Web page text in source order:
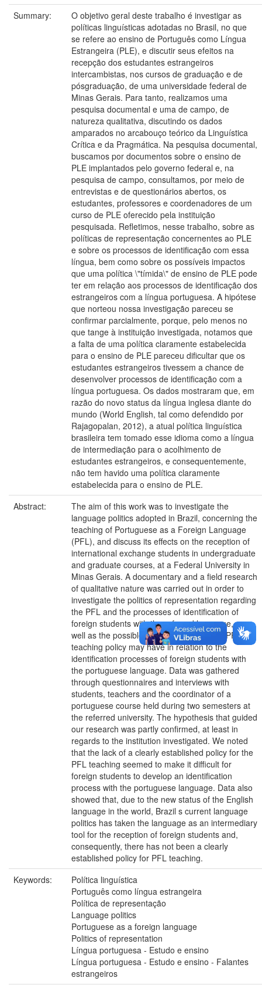
Summary:
O objetivo geral deste trabalho é investigar as
políticas linguísticas adotadas no Brasil, no que
se refere ao ensino de Português como Língua
Estrangeira (PLE), e discutir seus efeitos na
recepção dos estudantes estrangeiros
intercambistas, nos cursos de graduação e de
pósgraduação, de uma universidade federal de
Minas Gerais. Para tanto, realizamos uma
pesquisa documental e uma de campo, de
natureza qualitativa, discutindo os dados
amparados no arcabouço teórico da Linguística
Crítica e da Pragmática. Na pesquisa documental,
buscamos por documentos sobre o ensino de
PLE implantados pelo governo federal e, na
pesquisa de campo, consultamos, por meio de
entrevistas e de questionários abertos, os
estudantes, professores e coordenadores de um
curso de PLE oferecido pela instituição
pesquisada. Refletimos, nesse trabalho, sobre as
políticas de representação concernentes ao PLE
e sobre os processos de identificação com essa
língua, bem como sobre os possíveis impactos
que uma política \"tímida\" de ensino de PLE pode
ter em relação aos processos de identificação dos
estrangeiros com a língua portuguesa. A hipótese
que norteou nossa investigação pareceu se
confirmar parcialmente, porque, pelo menos no
que tange à instituição investigada, notamos que
a falta de uma política claramente estabelecida
para o ensino de PLE pareceu dificultar que os
estudantes estrangeiros tivessem a chance de
desenvolver processos de identificação com a
língua portuguesa. Os dados mostraram que, em
razão do novo status da língua inglesa diante do
mundo (World English, tal como defendido por
Rajagopalan, 2012), a atual política linguística
brasileira tem tomado esse idioma como a língua
de intermediação para o acolhimento de
estudantes estrangeiros, e consequentemente,
não tem havido uma política claramente
estabelecida para o ensino de PLE.
Abstract:
The aim of this work was to investigate the
language politics adopted in Brazil, concerning the
teaching of Portuguese as a Foreign Language
(PFL), and discuss its effects on the reception of
international exchange students in undergraduate
and graduate courses, at a Federal University in
Minas Gerais. A documentary and a field research
of qualitative nature was carried out in order to
investigate the politics of representation regarding
the PFL and the processes of identification of
foreign students with the referred language, as
well as the possible impacts that a \"shy\" PFL
teaching policy may have in relation to the
identification processes of foreign students with
the portuguese language. Data was gathered
through questionnaires and interviews with
students, teachers and the coordinator of a
portuguese course held during two semesters at
the referred university. The hypothesis that guided
our research was partly confirmed, at least in
regards to the institution investigated. We noted
that the lack of a clearly established policy for the
PFL teaching seemed to make it difficult for
foreign students to develop an identification
process with the portuguese language. Data also
showed that, due to the new status of the English
language in the world, Brazil s current language
politics has taken the language as an intermediary
tool for the reception of foreign students and,
consequently, there has not been a clearly
established policy for PFL teaching.
Keywords:
Política linguística
Português como língua estrangeira
Política de representação
Language politics
Portuguese as a foreign language
Politics of representation
Língua portuguesa - Estudo e ensino
Língua portuguesa - Estudo e ensino - Falantes
estrangeiros